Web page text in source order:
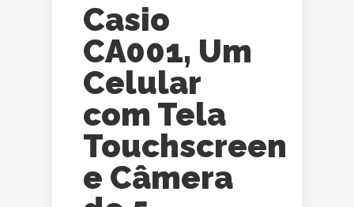
Casio
CA001, Um
Celular
com Tela
Touchscreen
e Câmera